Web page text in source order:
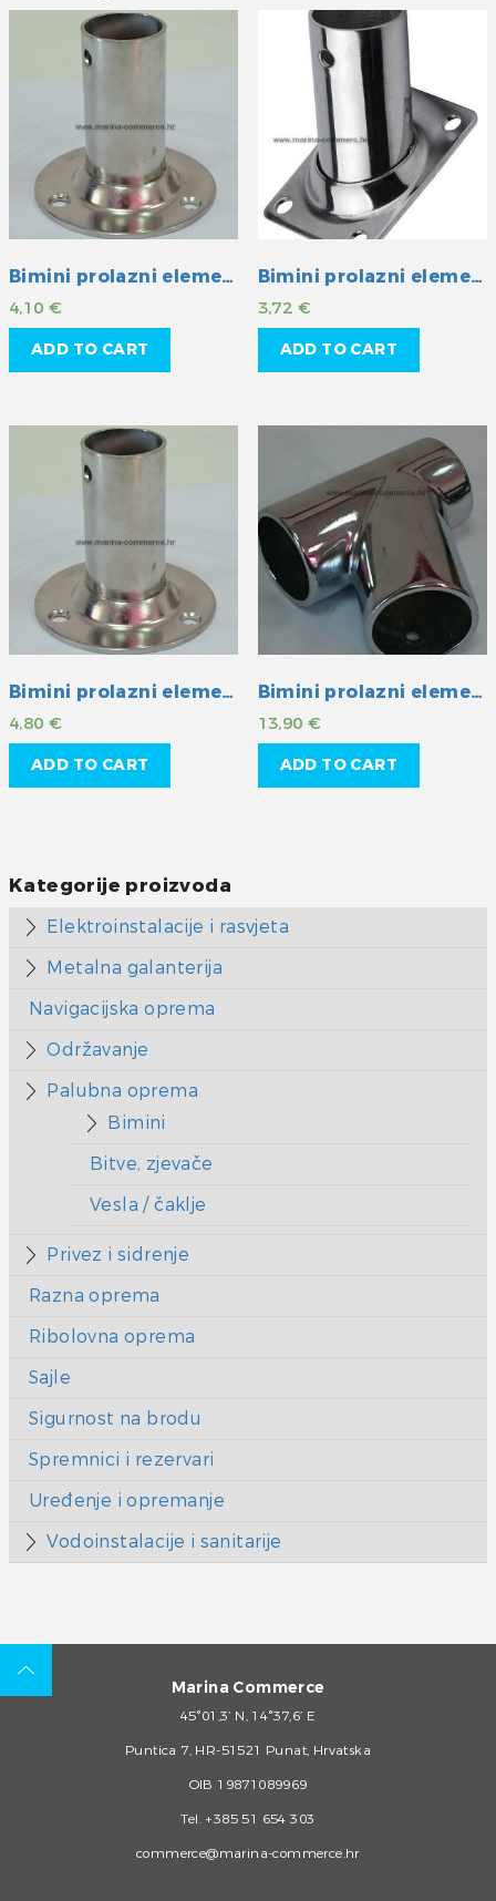
Bimini prolazni element INOX 22 mm
4,10 €
ADD TO CART
Bimini prolazni element INOX 22 mm
3,72 €
ADD TO CART
Bimini prolazni element INOX 25 mm
4,80 €
ADD TO CART
Bimini prolazni element INOX 22 mm
13,90€
ADD TO CART
Kategorije proizvoda
Elektroinstalacije i rasvjeta
Metalna galanterija
Navigacijska oprema
Održavanje
Palubna oprema
Bimini
Bitve, zjevače
Vesla / čaklje
Privez i sidrenje
Razna oprema
Ribolovna oprema
Sajle
Sigurnost na brodu
Spremnici i rezervari
Uređenje i opremanje
Vodoinstalacije i sanitarije
Marina Commerce
45°01,3’ N, 14°37,6’ E
Puntica 7, HR-51521 Punat, Hrvatska
OIB 19871089969
Tel. +385 51 654 303
commerce@marina-commerce.hr